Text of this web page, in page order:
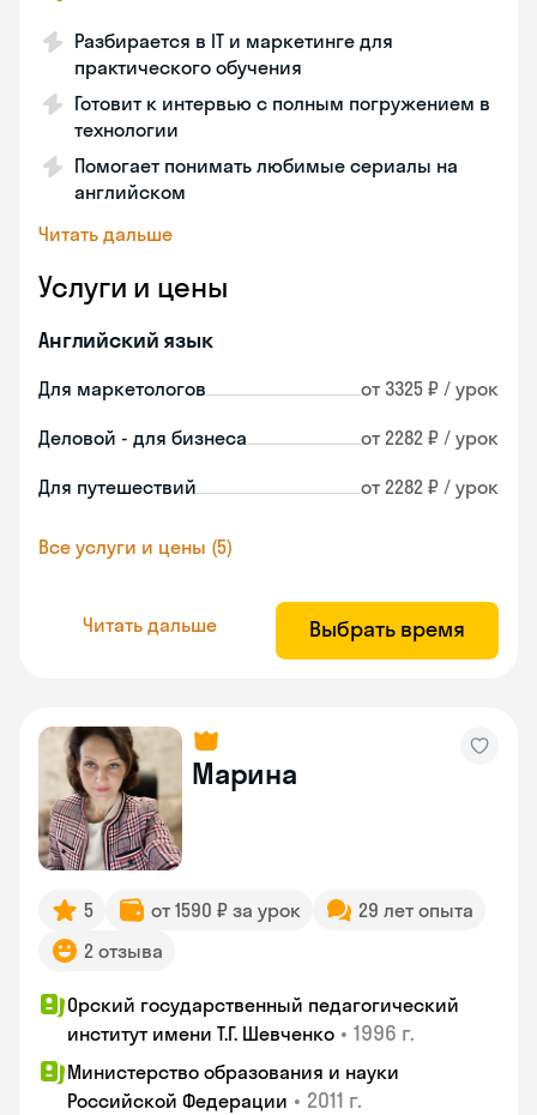
Разбирается в IT и маркетинге для
практического обучения
Готовит к интервью с полным погружением в
технологии
Помогает понимать любимые сериалы на
английском
Читать дальше
Услуги и цены
Английский язык
Для маркетологов от 3325 ₽ / урок
Деловой - для бизнеса от 2282 ₽ / урок
Для путешествий от 2282 ₽ / урок
Все услуги и цены (5)
Читать дальше Выбрать время
Марина
5 от 1590 ₽ за урок
29 лет опыта
2 отзыва
Орский государственный педагогический
институт имени Т.Г. Шевченко • 1996 г.
Министерство образования и науки
Российской Федерации • 2011 г.